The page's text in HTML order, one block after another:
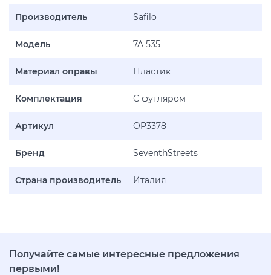
Производитель Safilo
Модель 7A 535
Материал оправы Пластик
Комплектация С футляром
Артикул OP3378
Бренд SeventhStreets
Страна производитель Италия
Получайте самые интересные предложения
первыми!